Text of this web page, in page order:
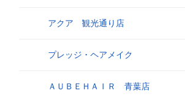
アクア 観光通り店
プレッジ・ヘアメイク
ＡＵＢＥＨＡＩＲ 青葉店